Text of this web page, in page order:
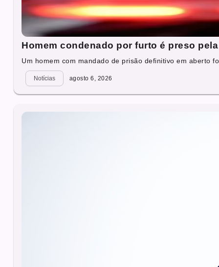
Homem condenado por furto é preso
Um homem com mandado de prisão definitivo em aberto
Notícias agosto 6, 2026